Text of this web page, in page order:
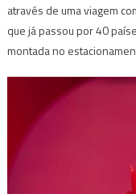
através de uma viagem
que já passou por 40
montada no